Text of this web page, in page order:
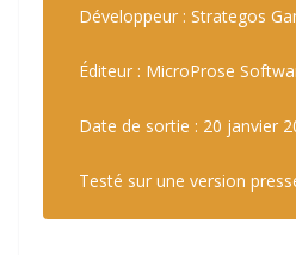
Développeur : Strategos
Éditeur : MicroProse
Date de sortie : 20 janvier
Testé sur une version